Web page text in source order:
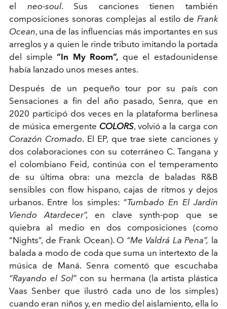
el neo-soul. Sus canciones tienen también
composiciones sonoras complejas al estilo de Frank
Ocean, una de las influencias más importantes en sus
arreglos y a quien le rinde tributo imitando la portada
del simple“In My Room”, que el estadounidense
había lanzado unos meses antes.
Después de un pequeño tour por su país con
Sensaciones a fin del año pasado, Senra, que en
2020 participó dos veces en la plataforma berlinesa
de música emergente COLORS, volvió a la carga con
Corazón Cromado. El EP, que trae siete canciones y
dos colaboraciones con su coterráneo C. Tangana y
el colombiano Feid, continúa con el temperamento
de su última obra: una mezcla de baladas R&B
sensibles con flow hispano, cajas de ritmos y dejos
urbanos. Entre los simples: “Tumbado En El Jardín
Viendo Atardecer”, en clave synth-pop que se
quiebra al medio en dos composiciones (como
“Nights”, de Frank Ocean). O “Me Valdrá La Pena”, la
balada a modo de coda que suma un intertexto de la
música de Maná. Senra comentó que escuchaba
“Rayando el Sol”con su hermana (la artista plástica
Vaas Senber que ilustró cada uno de los simples)
cuando eran niños y, en medio del aislamiento, ella lo